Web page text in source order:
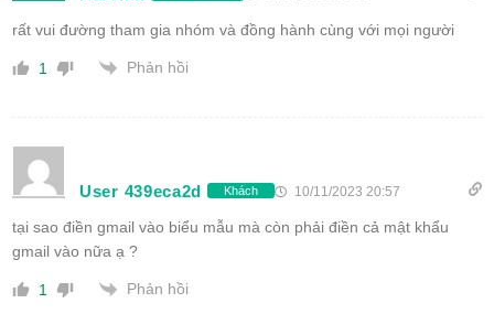
rất vui đường tham gia nhóm và đồng hành cùng với mọi người
1 Phản hồi
User 439eca2d Khách 10/11/2023 20:57
tại sao điền gmail vào biểu mẫu mà còn phải điền cả mật khẩu
gmail vào nữa ạ ?
1 Phản hồi